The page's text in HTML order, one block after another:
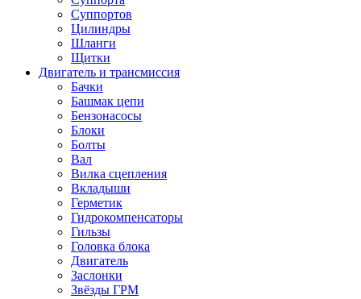
Суппортов
Цилиндры
Шланги
Щитки
Двигатель и трансмиссия
Бачки
Башмак цепи
Бензонасосы
Блоки
Болты
Вал
Вилка сцепления
Вкладыши
Герметик
Гидрокомпенсаторы
Гильзы
Головка блока
Двигатель
Заслонки
Звёзды ГРМ